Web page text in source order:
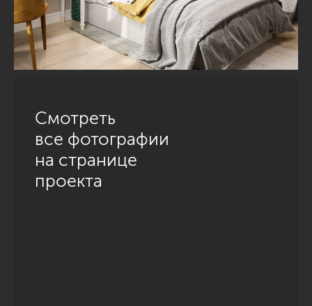
Смотреть
все фотографии
на странице
проекта